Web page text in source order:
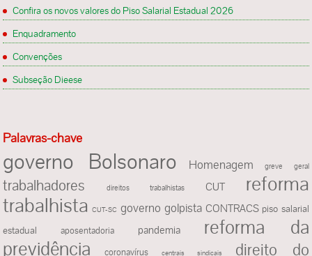
Confira os novos valores do Piso Salarial Estadual 2026
Enquadramento
Convenções
Subseção Dieese
Palavras-chave
governo Bolsonaro Homenagem greve geral
trabalhadores direitos trabalhistas CUT
reforma
trabalhista CUT-SC governo golpista CONTRACS piso salarial
estadual
aposentadoria pandemia
reforma da
previdência
coronavírus centrais sindicais direito do